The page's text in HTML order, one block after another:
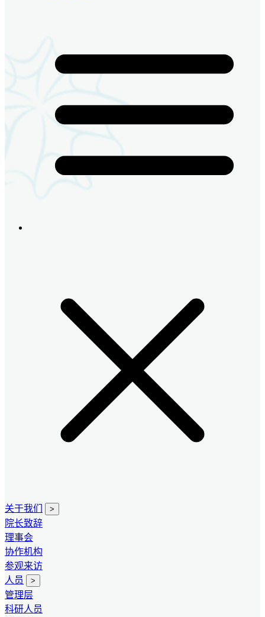
关于我们 >
院长致辞
理事会
协作机构
参观来访
人员
>
管理层
科研人员